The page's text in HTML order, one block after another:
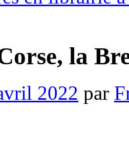
la
2022 par